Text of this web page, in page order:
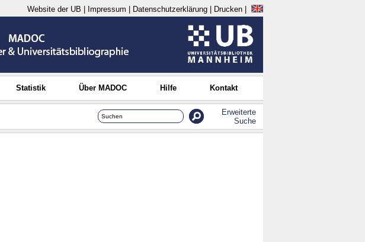
Website der UB Impressum Datenschutzerklärung Drucken
Statistik Über MADOC Hilfe Kontakt
Erweiterte
Suche